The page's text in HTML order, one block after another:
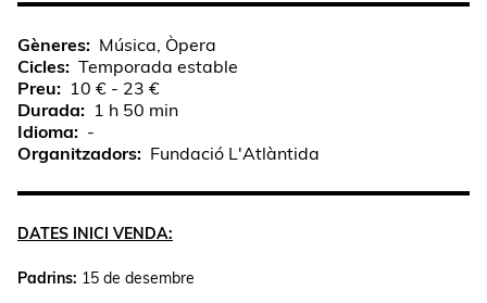
Gèneres
Música, Òpera
Cicles Temporada estable
Preu
10 € - 23 €
Durada
1 h 50 min
Idioma
-
Organitzadors
Fundació L'Atlàntida
DATES INICI VENDA:
Padrins: 15 de desembre